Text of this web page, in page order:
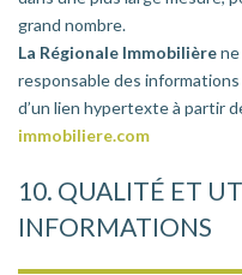
grand nombre.
La Régionale Immobilière
responsable des
d’un lien hypertexte à partir
immobiliere.com
10. QUALITÉ ET
INFORMATIONS